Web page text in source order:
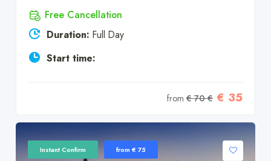
Free Cancellation
Duration: Full Day
Start time:
from€ 70 € € 35
Instant Confirm from € 75